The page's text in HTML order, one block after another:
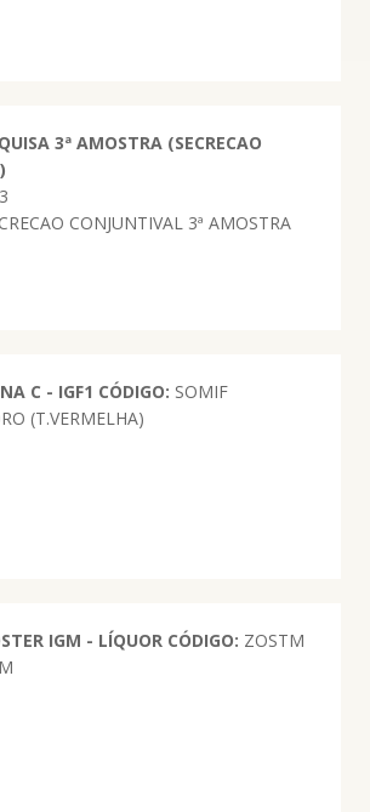
3ª AMOSTRA (SECRECAO
CONJUNTIVAL 3ª AMOSTRA
C - IGF1 CÓDIGO: SOMIF
(T.VERMELHA)
IGM - LÍQUOR CÓDIGO: ZOSTM